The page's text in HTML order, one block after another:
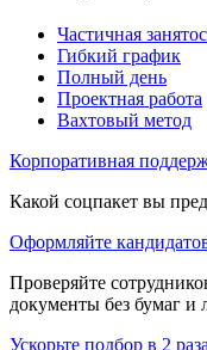
Частичная
Гибкий график
Полный день
Проектная работа
Вахтовый метод
Корпоративная
Какой соцпакет вы
Оформляйте
Проверяйте
документы без бумаг и
Ускорьте подбор в 2